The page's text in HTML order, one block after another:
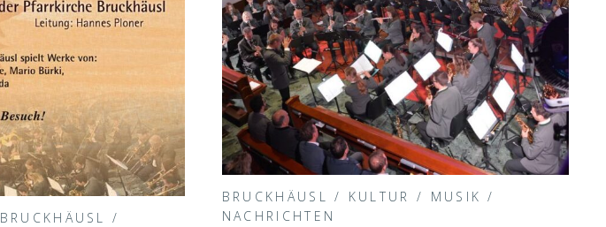
BRUCKHÄUSL / KULTUR / MUSIK /
NACHRICHTEN
BRUCKHÄUSL /